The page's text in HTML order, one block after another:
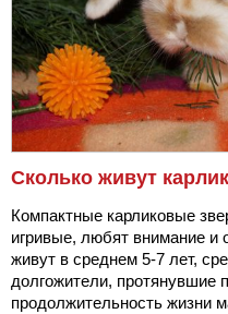
Сколько живут
Компактные карликовые
игривые, любят внимание и
живут в среднем 5-7 лет,
долгожители, протянувшие
продолжительность жизни